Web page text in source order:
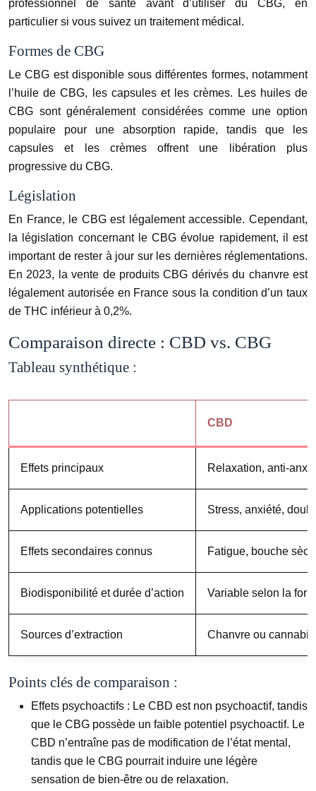
professionnel de santé avant d’utiliser du CBG, en
particulier si vous suivez un traitement médical.
Formes de CBG
Le CBG est disponible sous différentes formes, notamment
l’huile de CBG, les capsules et les crèmes. Les huiles de
CBG sont généralement considérées comme une option
populaire pour une absorption rapide, tandis que les
capsules et les crèmes offrent une libération plus
progressive du CBG.
Législation
En France, le CBG est légalement accessible. Cependant,
la législation concernant le CBG évolue rapidement, il est
important de rester à jour sur les dernières réglementations.
En 2023, la vente de produits CBG dérivés du chanvre est
légalement autorisée en France sous la condition d’un taux
de THC inférieur à 0,2%.
Comparaison directe : CBD vs. CBG
Tableau synthétique :
CBD
Effets principaux Relaxation, anti-
Applications potentielles Stress, anxiété,
Effets secondaires connus Fatigue, bouche
Biodisponibilité et durée d’action Variable selon la
Sources d’extraction Chanvre ou cannabis
Points clés de comparaison :
Effets psychoactifs : Le CBD est non psychoactif, tandis
que le CBG possède un faible potentiel psychoactif. Le
CBD n’entraîne pas de modification de l’état mental,
tandis que le CBG pourrait induire une légère
sensation de bien-être ou de relaxation.